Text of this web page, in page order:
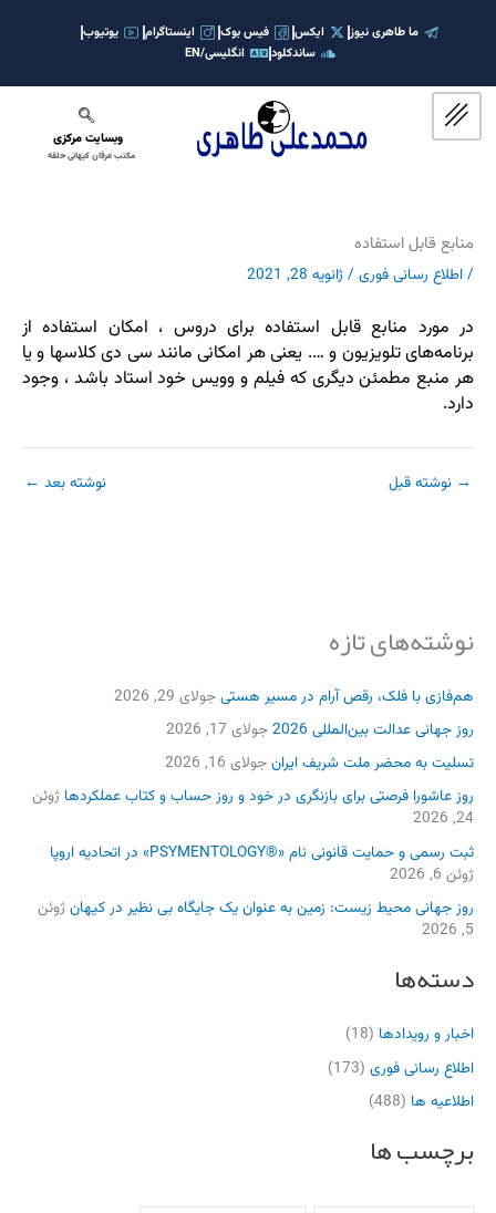
ما طاهری نیوز ایکس فیس بوک اینستاگرام
یوتیوب
ساندکلود
انگلیسی/EN
وبسایت مرکزی
مکتب عرفان کیهانی حلقه
نوشته‌های تازه
هم‌فازی با فلک، رقص آرام در مسیر هستیجولای 29, 2026
روز جهانی عدالت بین‌المللی 2026
جولای 17, 2026
تسلیت به محضر ملت شریف ایرانجولای 16, 2026
روز عاشورا فرصتی برای بازنگری در خود و روز حساب و کتاب عملکردها ژوئن
24, 2026
ثبت رسمی و حمایت قانونی نام «®PSYMENTOLOGY» در اتحادیه اروپا
ژوئن 6, 2026
روز جهانی محیط زیست: زمین به عنوان یک جایگاه بی نظیر در کیهانژوئن
5, 2026
دسته‌ها
اخبار و رویدادها (18)
اطلاع رسانی فوری (173)
اطلاعیه ها (488)
برچسب ها
منابع قابل استفاده
/اطلاع رسانی فوری /ژانویه 28, 2021
در مورد منابع قابل استفاده برای دروس ، امکان استفاده از
برنامه‌های تلویزیون و …. یعنی هر امکانی مانند سی دی کلاسها و یا
هر منبع مطمئن دیگری که فیلم و وویس خود استاد باشد ، وجود
دارد.
→ نوشته قبل نوشته بعد ←